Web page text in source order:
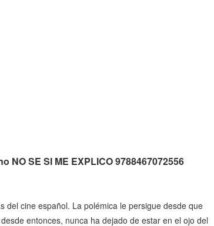
SE SI ME EXPLICO 9788467072556
del cine español. La polémica le persigue desde que
entonces, nunca ha dejado de estar en el ojo del